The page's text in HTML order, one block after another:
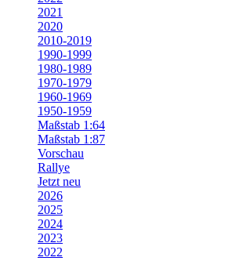
2021
2020
2010-2019
1990-1999
1980-1989
1970-1979
1960-1969
1950-1959
Maßstab 1:64
Maßstab 1:87
Vorschau
Rallye
Jetzt neu
2026
2025
2024
2023
2022